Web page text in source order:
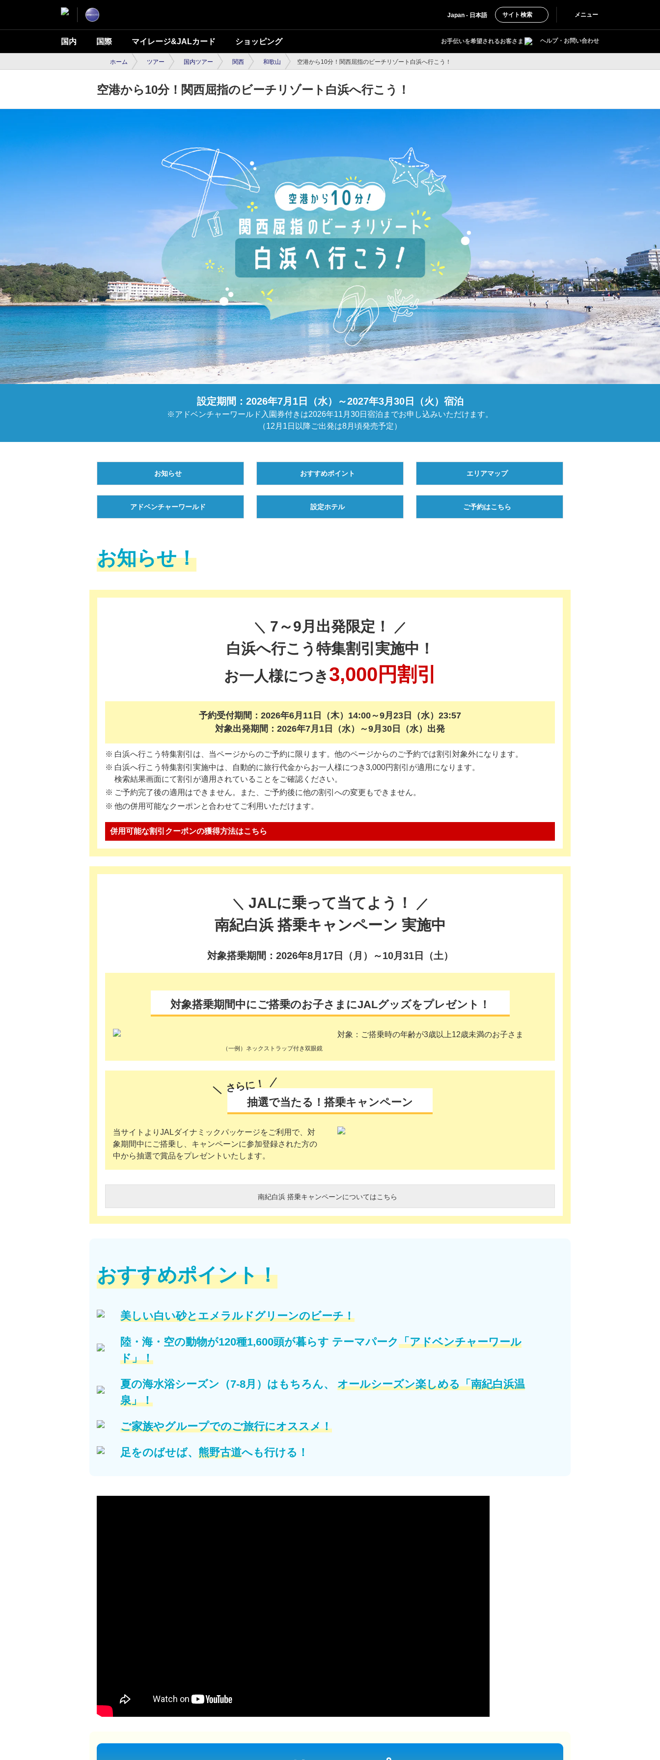
Japan - 日本語 サイト検索 メニュー
国内 国際 マイレージ&JALカード ショッピング お手伝いを希望されるお客さま ヘルプ・お問い合わせ
ホーム ツアー 国内ツアー 関西 和歌山 空港から10分！関西屈指のビーチリゾート白浜へ行こう！
空港から10分！関西屈指のビーチリゾート白浜へ行こう！
設定期間：2026年7月1日（水）～2027年3月30日（火）宿泊
※アドベンチャーワールド入園券付きは2026年11月30日宿泊までお申し込みいただけます。
（12月1日以降ご出発は8月頃発売予定）
お知らせ おすすめポイント エリアマップ
アドベンチャーワールド 設定ホテル ご予約はこちら
お知らせ！
7～9月出発限定！
白浜へ行こう特集割引実施中！
お一人様につき 3,000円割引
予約受付期間：2026年6月11日（木）14:00～9月23日（水）23:57
対象出発期間：2026年7月1日（水）～9月30日（水）出発
白浜へ行こう特集割引は、当ページからのご予約に限ります。他のページからのご予約では割引対象外になります。
白浜へ行こう特集割引実施中は、自動的に旅行代金からお一人様につき3,000円割引が適用になります。
検索結果画面にて割引が適用されていることをご確認ください。
ご予約完了後の適用はできません。また、ご予約後に他の割引への変更もできません。
他の併用可能なクーポンと合わせてご利用いただけます。
併用可能な割引クーポンの獲得方法はこちら
JALに乗って当てよう！
南紀白浜 搭乗キャンペーン 実施中
対象搭乗期間：2026年8月17日（月）～10月31日（土）
対象搭乗期間中にご搭乗のお子さまにJALグッズをプレゼント！
（一例）ネックストラップ付き双眼鏡
対象：ご搭乗時の年齢が3歳以上12歳未満のお子さま
さらに！
抽選で当たる！搭乗キャンペーン
当サイトよりJALダイナミックパッケージをご利用で、対
象期間中にご搭乗し、キャンペーンに参加登録された方の
中から抽選で賞品をプレゼントいたします。
南紀白浜 搭乗キャンペーンについてはこちら
おすすめポイント！
美しい白い砂とエメラルドグリーンのビーチ！
陸・海・空の動物が120種1,600頭が暮らす テーマパーク「アドベンチャーワール
ド」！
夏の海水浴シーズン（7-8月）はもちろん、
オールシーズン楽しめる「南紀白浜温
泉」！
ご家族やグループでのご旅行にオススメ！
足をのばせば、 熊野古道へも行ける！